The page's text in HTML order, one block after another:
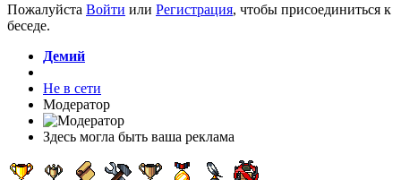
Пожалуйста Войти или Регистрация, чтобы присоединиться к
беседе.
Демий
Не в сети
Модератор
Здесь могла быть ваша реклама